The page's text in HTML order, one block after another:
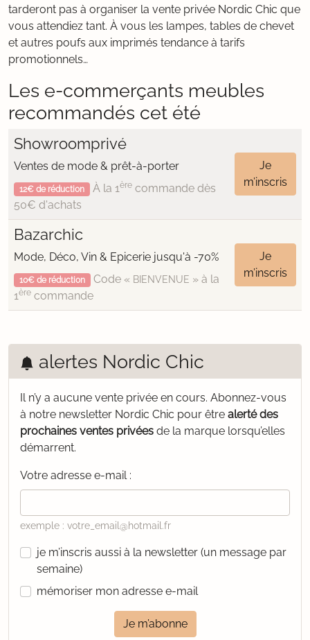
tarderont pas à organiser la vente privée Nordic Chic que
vous attendiez tant. À vous les lampes, tables de chevet
et autres poufs aux imprimés tendance à tarifs
promotionnels…
Les e-commerçants meubles
recommandés cet été
Showroomprivé
Ventes de mode & prêt-à-porter
12€ de réduction À la 1èrecommande dès
50€ d'achats
Je
m’inscris
Bazarchic
Mode, Déco, Vin & Epicerie jusqu'à -70%
10€ de réduction Code « BIENVENUE » à la
1ère commande
Je
m’inscris
alertes Nordic Chic
Il n’y a aucune vente privée en cours. Abonnez-vous
à notre newsletter Nordic Chic pour être alerté des
prochaines ventes privées de la marque lorsqu’elles
démarrent.
Votre adresse e-mail :
exemple : votre_email@hotmail.fr
je m’inscris aussi à la newsletter (un message par
semaine)
mémoriser mon adresse e-mail
Je m’abonne